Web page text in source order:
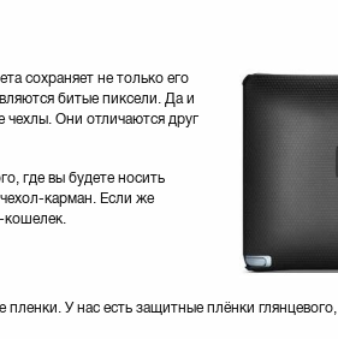
сохраняет не только его
битые пиксели. Да и
чехлы. Они отличаются друг
где вы будете носить
карман. Если же
кошелек.
У нас есть защитные плёнки глянцевого,